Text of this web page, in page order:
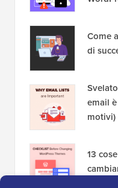
Come
di
email
motivi)
13